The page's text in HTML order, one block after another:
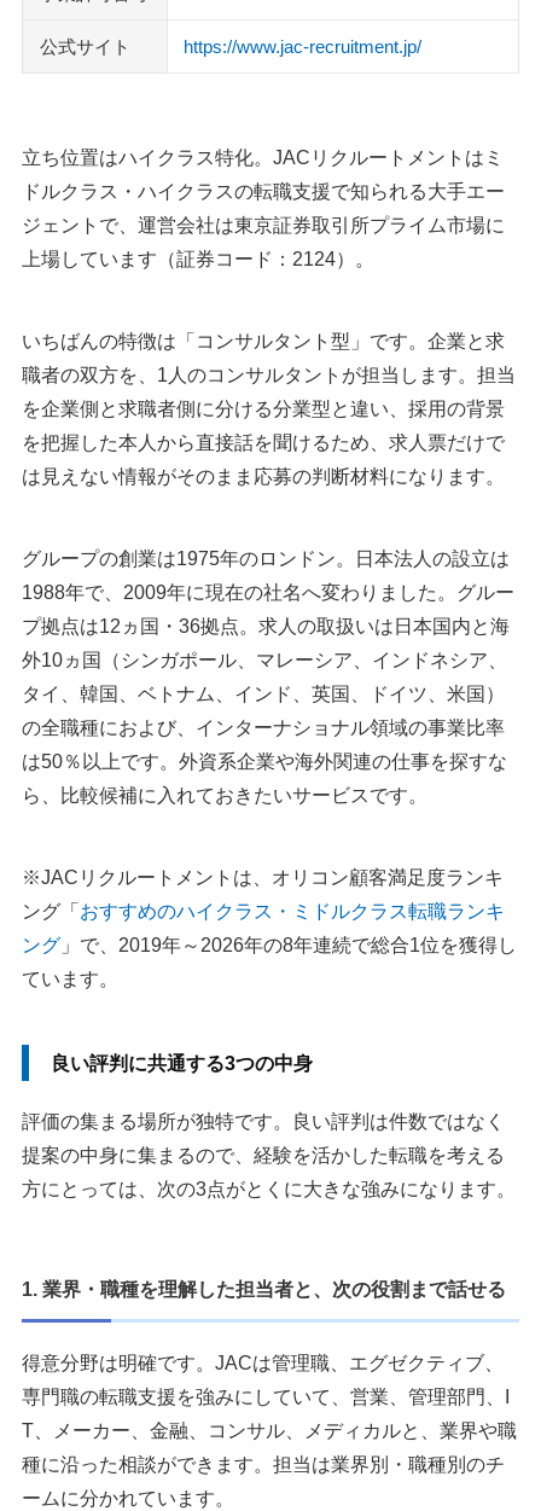
公式サイト https://www.jac-recruitment.jp/
立ち位置はハイクラス特化。JACリクルートメントはミ
ドルクラス・ハイクラスの転職支援で知られる大手エー
ジェントで、運営会社は東京証券取引所プライム市場に
上場しています（証券コード：2124）。
いちばんの特徴は「コンサルタント型」です。企業と求
職者の双方を、1人のコンサルタントが担当します。担当
を企業側と求職者側に分ける分業型と違い、採用の背景
を把握した本人から直接話を聞けるため、求人票だけで
は見えない情報がそのまま応募の判断材料になります。
グループの創業は1975年のロンドン。日本法人の設立は
1988年で、2009年に現在の社名へ変わりました。グルー
プ拠点は12ヵ国・36拠点。求人の取扱いは日本国内と海
外10ヵ国（シンガポール、マレーシア、インドネシア、
タイ、韓国、ベトナム、インド、英国、ドイツ、米国）
の全職種におよび、インターナショナル領域の事業比率
は50％以上です。外資系企業や海外関連の仕事を探すな
ら、比較候補に入れておきたいサービスです。
※JACリクルートメントは、オリコン顧客満足度ランキ
ング「 おすすめのハイクラス・ミドルクラス転職ランキ
ング 」で、2019年～2026年の8年連続で総合1位を獲得し
ています。
良い評判に共通する3つの中身
評価の集まる場所が独特です。良い評判は件数ではなく
提案の中身に集まるので、経験を活かした転職を考える
方にとっては、次の3点がとくに大きな強みになります。
1. 業界・職種を理解した担当者と、次の役割まで話せる
得意分野は明確です。JACは管理職、エグゼクティブ、
専門職の転職支援を強みにしていて、営業、管理部門、I
T、メーカー、金融、コンサル、メディカルと、業界や職
種に沿った相談ができます。担当は業界別・職種別のチ
ームに分かれています。